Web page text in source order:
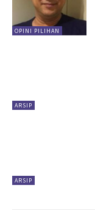
OPINI PILIHAN
ARSIP
ARSIP